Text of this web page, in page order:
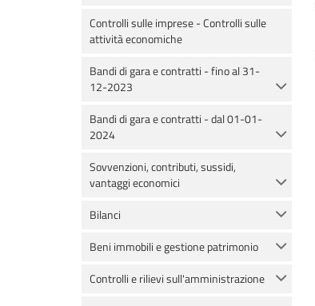
Controlli sulle imprese - Controlli sulle
attività economiche
Bandi di gara e contratti - fino al 31-
12-2023
Bandi di gara e contratti - dal 01-01-
2024
Sovvenzioni, contributi, sussidi,
vantaggi economici
Bilanci
Beni immobili e gestione patrimonio
Controlli e rilievi sull'amministrazione